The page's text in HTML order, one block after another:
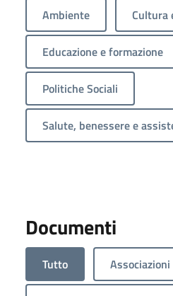
Ambiente Cultura
Educazione e formazione
Politiche Sociali
Salute, benessere e
Documenti
Tutto Associazioni